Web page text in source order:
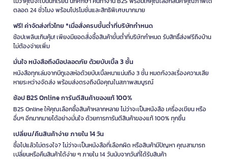
ตลอด 24 ชั่วโมง พร้อมโปรโมชั่นและสิทธิพิเศษมากมาย
ฟรี! ค่าจัดส่งทั่วไทย *เมื่อสั่งครบขั้นต่ำที่บริษัทกำหนด
ช้อปเพลินเกินคุ้ม! เพียงมียอดสั่งซื้อสินค้าขั้นต่ำที่บริษัทกำหนด รับสิทธิ์ส่งฟรีถึงบ้าน
ไม่ต้องจ่ายเพิ่ม
มั่นใจ หนังสือถึงมือปลอดภัย ด้วยบับเบิ้ล 3 ชั้น
หนังสือทุกเล่มจากบีทูเอสห่อด้วยบับเบิ้ลหนาแน่นถึง 3 ชั้น หมดกังวลเรื่องความเสีย
หายระหว่างจัดส่ง พร้อมส่งตรงถึงมือคุณในสภาพสมบูรณ์
ช้อป B2S Online การันตีสินค้าของแท้ 100%
B2S Online ให้คุณเลือกซื้อสินค้าหลากหลาย ไม่ว่าจะเป็นหนังสือ เครื่องเขียน หรือ
อื่นๆ อีกมากมายได้อย่างมั่นใจ ด้วยการการันตีสินค้าของแท้ 100% ทุกชิ้น
เปลี่ยน/คืนสินค้าง่าย ภายใน 14 วัน
ซื้อไปแล้วไม่ตรงใจ? ไม่ว่าจะเป็นหนังสือที่เลือกผิด หรือสินค้ามีปัญหา คุณสามารถ
เปลี่ยนหรือคืนสินค้าได้ง่าย ๆ ภายใน 14 วันนับจากวันที่ได้รับสินค้า